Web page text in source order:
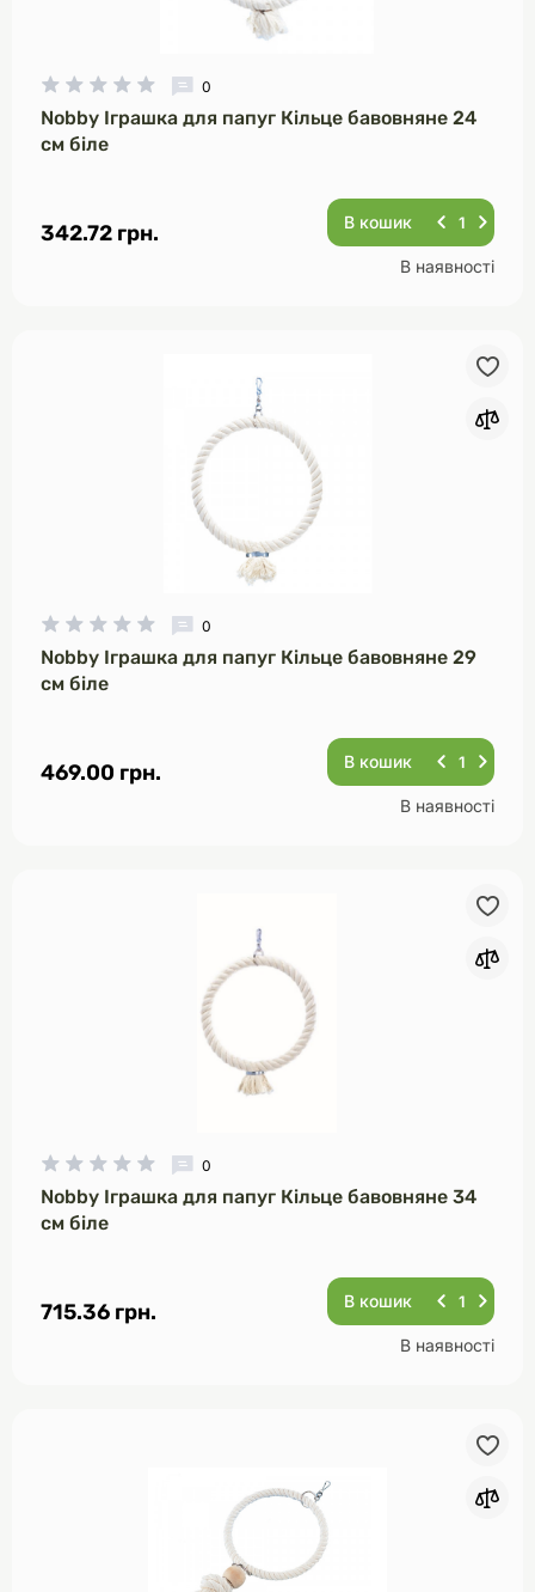
0
Nobby Іграшка для папуг Кільце бавовняне 24
см біле
342.72 грн. В кошик
В наявності
0
Nobby Іграшка для папуг Кільце бавовняне 29
см біле
469.00 грн. В кошик
В наявності
0
Nobby Іграшка для папуг Кільце бавовняне 34
см біле
715.36 грн. В кошик
В наявності